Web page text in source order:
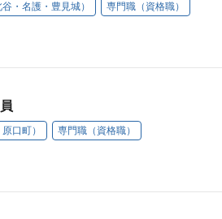
・名護・豊見城） 専門職（資格職）
口町） 専門職（資格職）